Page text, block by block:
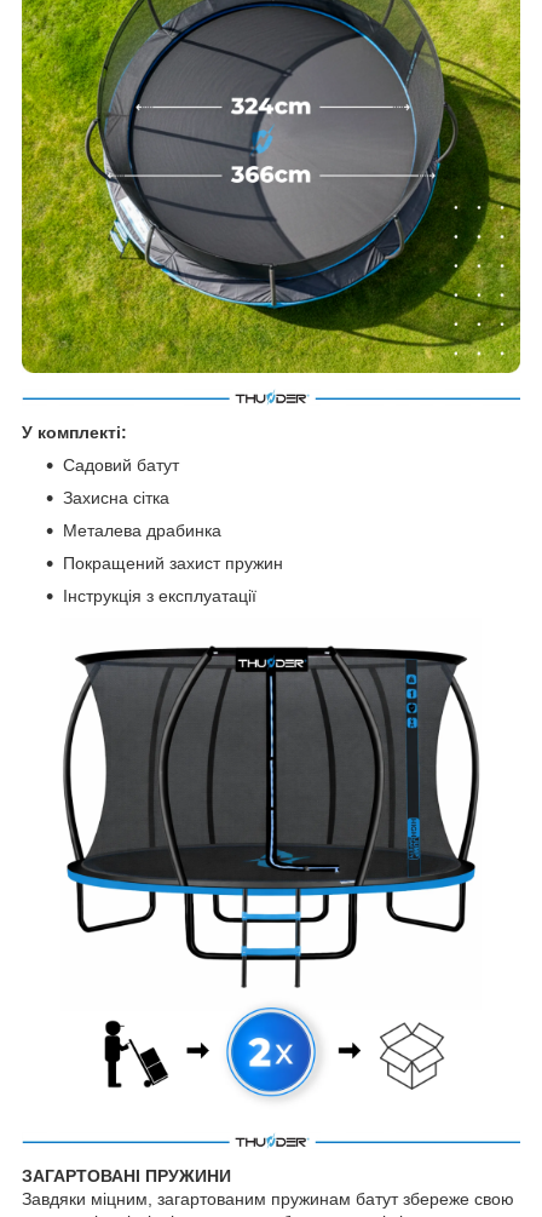
У комплекті:
Садовий батут
Захисна сітка
Металева драбинка
Покращений захист пружин
Інструкція з експлуатації
ЗАГАРТОВАНІ ПРУЖИНИ
Завдяки міцним, загартованим пружинам батут збереже свою